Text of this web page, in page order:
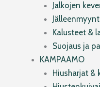
Jalkojen
Kalusteet &
Suojaus ja
KAMPAAMO
Hiusharjat &